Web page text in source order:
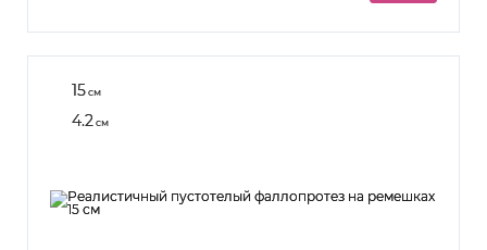
15см
4.2 см